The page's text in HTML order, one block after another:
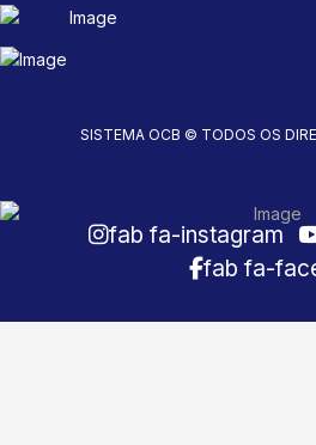
SISTEMA OCB © TODOS OS
fab fa-instagram
fab fa-